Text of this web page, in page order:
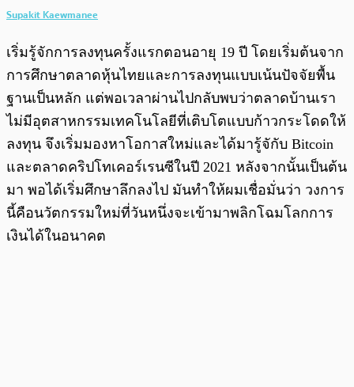
Supakit Kaewmanee
เริ่มรู้จักการลงทุนครั้งแรกตอนอายุ 19 ปี โดยเริ่มต้นจาก
การศึกษาตลาดหุ้นไทยและการลงทุนแบบเน้นปัจจัยพื้น
ฐานเป็นหลัก แต่พอเวลาผ่านไปกลับพบว่าตลาดบ้านเรา
ไม่มีอุตสาหกรรมเทคโนโลยีที่เติบโตแบบก้าวกระโดดให้
ลงทุน จึงเริ่มมองหาโอกาสใหม่และได้มารู้จักับ Bitcoin
และตลาดคริปโทเคอร์เรนซีในปี 2021 หลังจากนั้นเป็นต้น
มา พอได้เริ่มศึกษาลึกลงไป มันทำให้ผมเชื่อมั่นว่า วงการ
นี้คือนวัตกรรมใหม่ที่วันหนึ่งจะเข้ามาพลิกโฉมโลกการ
เงินได้ในอนาคต